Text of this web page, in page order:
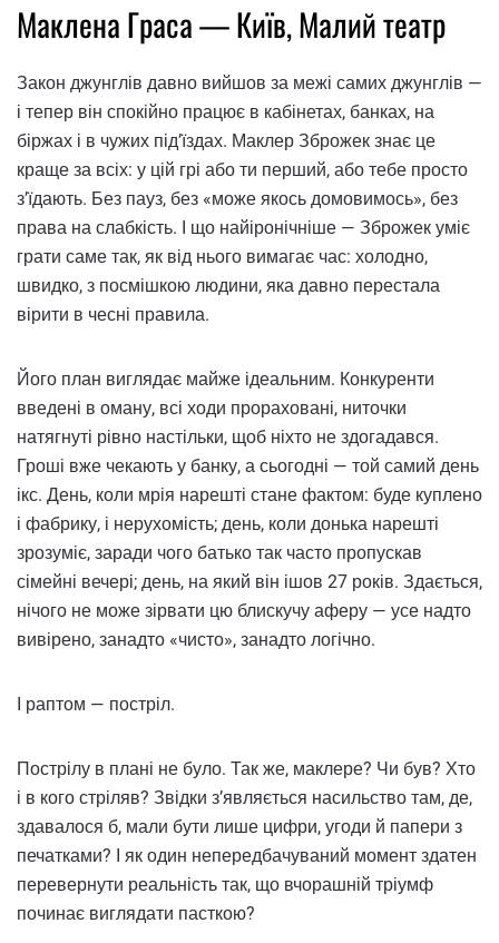
Маклена Граса — Київ, Малий театр
Закон джунглів давно вийшов за межі самих джунглів —
і тепер він спокійно працює в кабінетах, банках, на
біржах і в чужих під’їздах. Маклер Зброжек знає це
краще за всіх: у цій грі або ти перший, або тебе просто
з’їдають. Без пауз, без «може якось домовимось», без
права на слабкість. І що найіронічніше — Зброжек уміє
грати саме так, як від нього вимагає час: холодно,
швидко, з посмішкою людини, яка давно перестала
вірити в чесні правила.
Його план виглядає майже ідеальним. Конкуренти
введені в оману, всі ходи прораховані, ниточки
натягнуті рівно настільки, щоб ніхто не здогадався.
Гроші вже чекають у банку, а сьогодні — той самий день
ікс. День, коли мрія нарешті стане фактом: буде куплено
і фабрику, і нерухомість; день, коли донька нарешті
зрозуміє, заради чого батько так часто пропускав
сімейні вечері; день, на який він ішов 27 років. Здається,
нічого не може зірвати цю блискучу аферу — усе надто
вивірено, занадто «чисто», занадто логічно.
І раптом — постріл.
Пострілу в плані не було. Так же, маклере? Чи був? Хто
і в кого стріляв? Звідки з’являється насильство там, де,
здавалося б, мали бути лише цифри, угоди й папери з
печатками? І як один непередбачуваний момент здатен
перевернути реальність так, що вчорашній тріумф
починає виглядати пасткою?